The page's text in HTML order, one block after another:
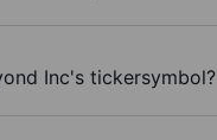
Inc's tickersymbol?